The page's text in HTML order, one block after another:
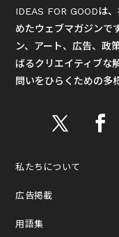
IDEAS FOR GOODは
めたウェブマガジンで
ン、アート、広告、政
ばるクリエイティブな
問いをひらくための多
私たちについて
広告掲載
用語集